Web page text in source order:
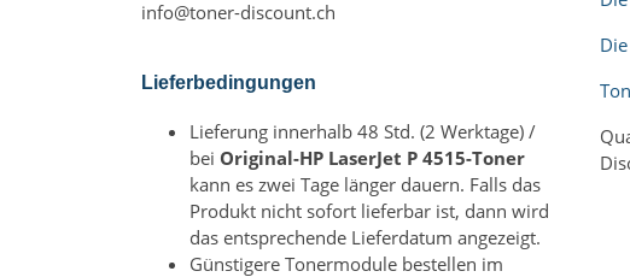
info@toner-discount.ch
Lieferbedingungen
Lieferung innerhalb 48 Std. (2 Werktage) /
bei Original-HP LaserJet P 4515-Toner
kann es zwei Tage länger dauern. Falls das
Produkt nicht sofort lieferbar ist, dann wird
das entsprechende Lieferdatum angezeigt.
Günstigere Tonermodule bestellen im